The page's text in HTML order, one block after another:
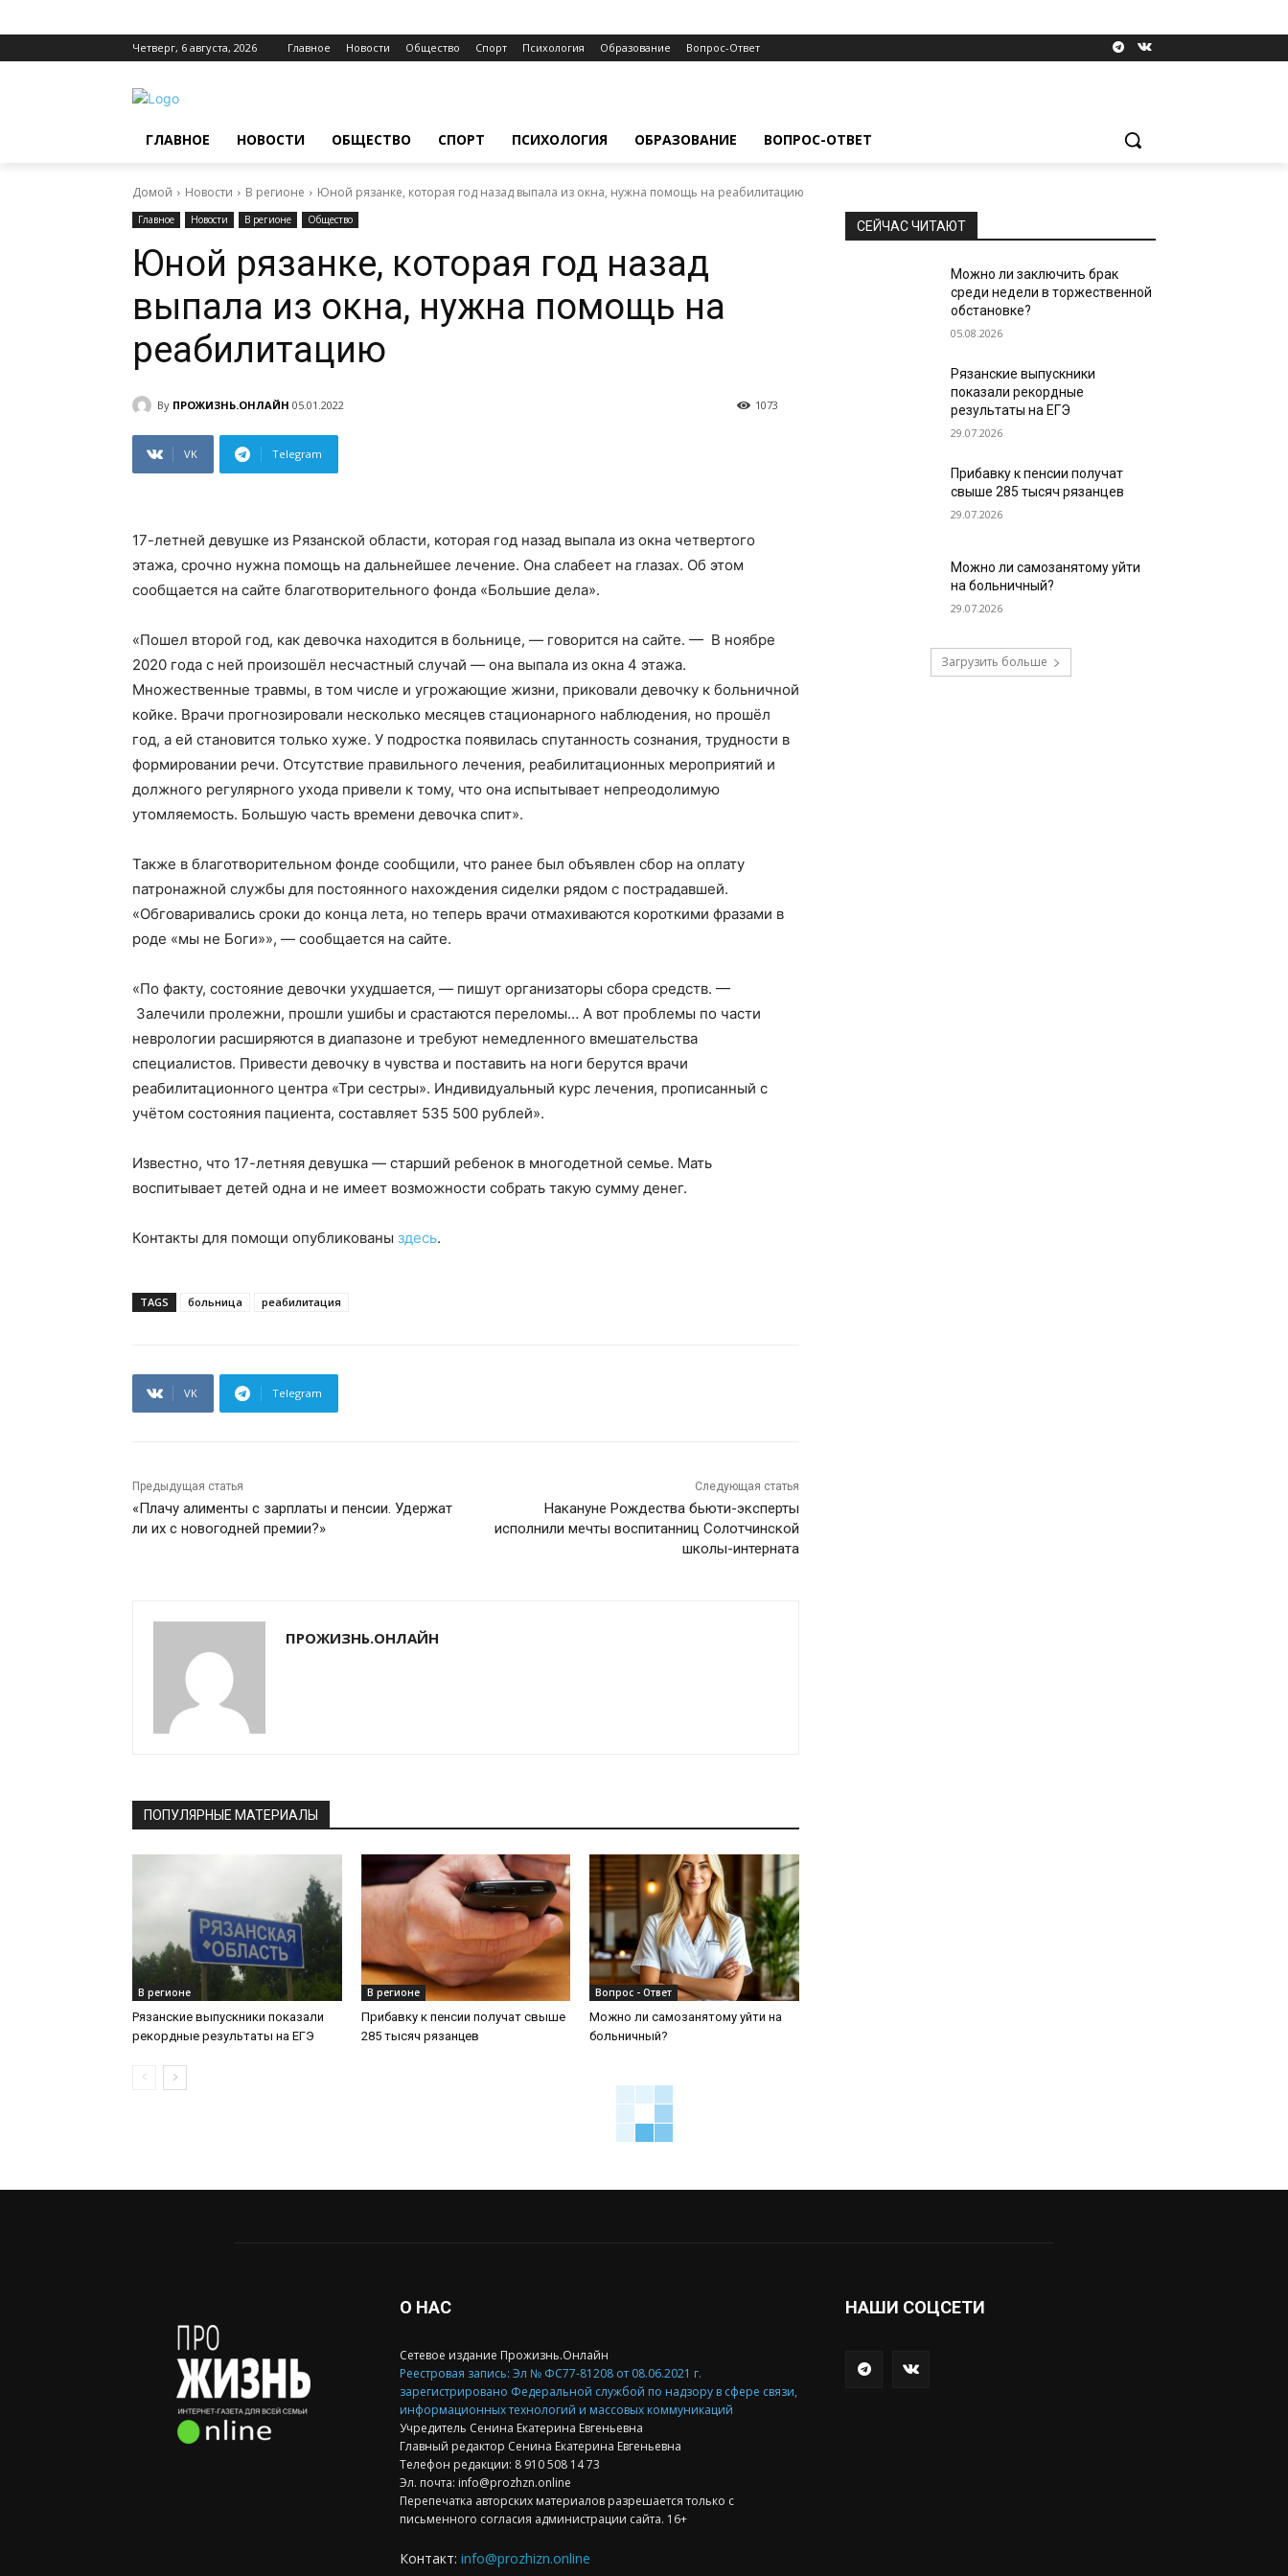
Четверг, 6 августа, 2026 Главное Новости Общество Спорт Психология Образование Вопрос-Ответ
ГЛАВНОЕ НОВОСТИ ОБЩЕСТВО СПОРТ ПСИХОЛОГИЯ ОБРАЗОВАНИЕ ВОПРОС-ОТВЕТ
Домой Новости В регионе Юной рязанке, которая год назад выпала из окна, нужна помощь на реабилитацию
Главное Новости В регионе Общество
Юной рязанке, которая год назад
выпала из окна, нужна помощь на
реабилитацию
By ПРОЖИЗНЬ.ОНЛАЙН 05.01.2022 1073
VK Telegram
17-летней девушке из Рязанской области, которая год назад выпала из окна четвертого
этажа, срочно нужна помощь на дальнейшее лечение. Она слабеет на глазах. Об этом
сообщается на сайте благотворительного фонда «Большие дела».
«Пошел второй год, как девочка находится в больнице, — говорится на сайте. — В ноябре
2020 года с ней произошёл несчастный случай — она выпала из окна 4 этажа.
Множественные травмы, в том числе и угрожающие жизни, приковали девочку к больничной
койке. Врачи прогнозировали несколько месяцев стационарного наблюдения, но прошёл
год, а ей становится только хуже. У подростка появилась спутанность сознания, трудности в
формировании речи. Отсутствие правильного лечения, реабилитационных мероприятий и
должного регулярного ухода привели к тому, что она испытывает непреодолимую
утомляемость. Большую часть времени девочка спит».
Также в благотворительном фонде сообщили, что ранее был объявлен сбор на оплату
патронажной службы для постоянного нахождения сиделки рядом с пострадавшей.
«Обговаривались сроки до конца лета, но теперь врачи отмахиваются короткими фразами в
роде «мы не Боги»», — сообщается на сайте.
«По факту, состояние девочки ухудшается, — пишут организаторы сбора средств. —
Залечили пролежни, прошли ушибы и срастаются переломы… А вот проблемы по части
неврологии расширяются в диапазоне и требуют немедленного вмешательства
специалистов. Привести девочку в чувства и поставить на ноги берутся врачи
реабилитационного центра «Три сестры». Индивидуальный курс лечения, прописанный с
учётом состояния пациента, составляет 535 500 рублей».
Известно, что 17-летняя девушка — старший ребенок в многодетной семье. Мать
воспитывает детей одна и не имеет возможности собрать такую сумму денег.
Контакты для помощи опубликованы здесь.
TAGS больница реабилитация
VK Telegram
Предыдущая статья
«Плачу алименты с зарплаты и пенсии. Удержат
ли их с новогодней премии?»
Следующая статья
Накануне Рождества бьюти-эксперты
исполнили мечты воспитанниц Солотчинской
школы-интерната
ПРОЖИЗНЬ.ОНЛАЙН
ПОПУЛЯРНЫЕ МАТЕРИАЛЫ
В регионе
Рязанские выпускники показали
рекордные результаты на ЕГЭ
В регионе
Прибавку к пенсии получат свыше
285 тысяч рязанцев
Вопрос - Ответ
Можно ли самозанятому уйти на
больничный?
СЕЙЧАС ЧИТАЮТ
Можно ли заключить брак
среди недели в торжественной
обстановке?
05.08.2026
Рязанские выпускники
показали рекордные
результаты на ЕГЭ
29.07.2026
Прибавку к пенсии получат
свыше 285 тысяч рязанцев
29.07.2026
Можно ли самозанятому уйти
на больничный?
29.07.2026
Загрузить больше
О НАС
Сетевое издание Прожизнь.Онлайн
Реестровая запись: Эл № ФС77-81208 от 08.06.2021 г.
зарегистрировано Федеральной службой по надзору в сфере связи,
информационных технологий и массовых коммуникаций
Учредитель Сенина Екатерина Евгеньевна
Главный редактор Сенина Екатерина Евгеньевна
Телефон редакции: 8 910 508 14 73
Эл. почта: info@prozhzn.online
Перепечатка авторских материалов разрешается только с
письменного согласия администрации сайта. 16+
Контакт: info@prozhizn.online
НАШИ СОЦСЕТИ